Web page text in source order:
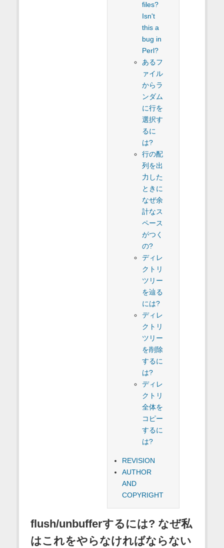
files?
Isn't
this a
bug in
Perl?
あるフ
ァイル
からラ
ンダム
に行を
選択す
るに
は?
行の配
列を出
力した
ときに
なぜ余
計なス
ペース
がつく
の?
ディレ
クトリ
ツリー
を辿る
には?
ディレ
クトリ
ツリー
を削除
するに
は?
ディレ
クトリ
全体を
コピー
するに
は?
REVISION
AUTHOR
AND
COPYRIGHT
flush/unbufferするには? なぜ私
はこれをやらなければならない